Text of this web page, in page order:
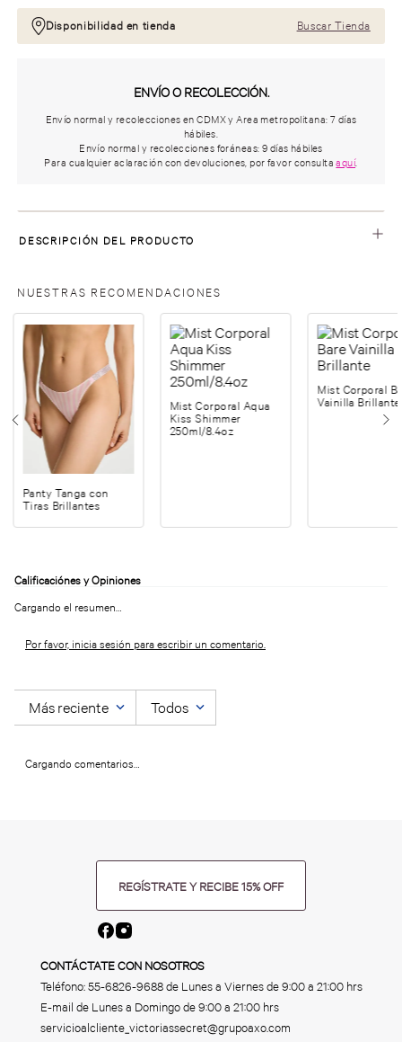
Disponibilidad en tienda Buscar Tienda
ENVÍO O RECOLECCIÓN.
Envío normal y recolecciones en CDMX y Area metropolitana: 7 días
hábiles.
Envío normal y recolecciones foráneas: 9 días hábiles
Para cualquier aclaración con devoluciones, por favor consultaaquí.
DESCRIPCIÓN DEL PRODUCTO
NUESTRAS RECOMENDACIONES
Panty Tanga con
Tiras Brillantes
Mist Corporal Aqua
Kiss Shimmer
250ml/8.4oz
Mist Corporal
Vainilla Brillante
Cargando el resumen…
Por favor, inicia sesión para escribir un comentario.
Más reciente Todos
Cargando comentarios…
REGÍSTRATE Y RECIBE 15% OFF
CONTÁCTATE CON NOSOTROS
Teléfono:55-6826-9688de Lunes a Viernes de 9:00 a 21:00 hrs
E-mail de Lunes a Domingo de 9:00 a 21:00 hrs
servicioalcliente_victoriassecret@grupoaxo.com